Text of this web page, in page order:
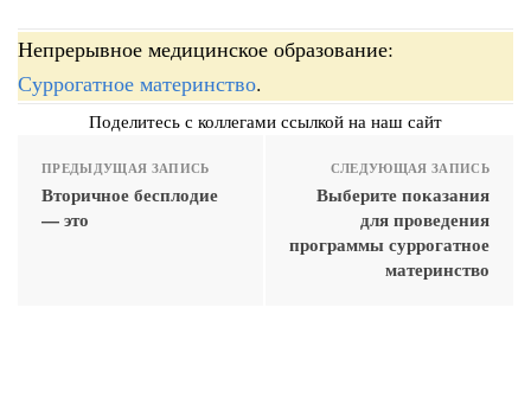
Непрерывное медицинское образование:
Суррогатное материнство.
Поделитесь с коллегами ссылкой на наш сайт
ПРЕДЫДУЩАЯ ЗАПИСЬ
Вторичное бесплодие
— это
СЛЕДУЮЩАЯ ЗАПИСЬ
Выберите показания
для проведения
программы суррогатное
материнство